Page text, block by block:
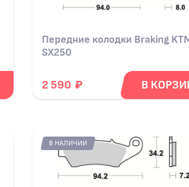
Передние колодки Braking
SX250
2 590 ₽ В
В НАЛИЧИИ